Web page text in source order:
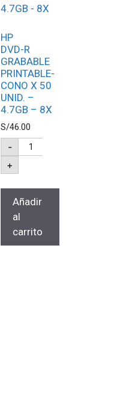
HP
DVD-R
GRABABLE
PRINTABLE-
CONO X 50
UNID. –
4.7GB – 8X
S/46.00
-
+
Añadir
al
carrito